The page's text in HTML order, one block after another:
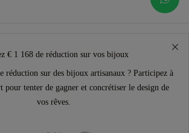
€ 1 168 de réduction sur vos bijoux
réduction sur des bijoux artisanaux ? Participez à
pour tenter de gagner et concrétiser le design de
vos rêves.